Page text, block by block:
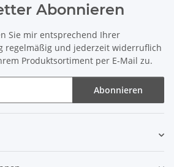
Abonnieren
Sie mir entsprechend Ihrer
regelmäßig und jederzeit widerruflich
Produktsortiment per E-Mail zu.
Abonnieren